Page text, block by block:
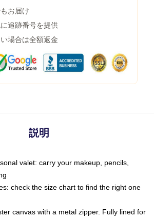
お届け
追跡番号を提供
場合は全額返金
説明
valet: carry your makeup, pencils,
check the size chart to find the right one
canvas with a metal zipper. Fully lined for